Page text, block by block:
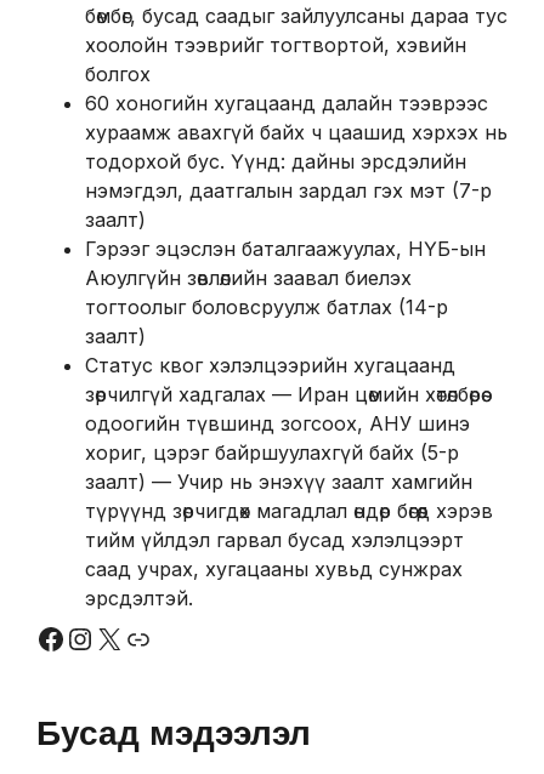
бөмбөг, бусад саадыг зайлуулсаны дараа тус
хоолойн тээврийг тогтвортой, хэвийн
болгох
60 хоногийн хугацаанд далайн тээврээс
хураамж авахгүй байх ч цаашид хэрхэх нь
тодорхой бус. Үүнд: дайны эрсдэлийн
нэмэгдэл, даатгалын зардал гэх мэт (7-р
заалт)
Гэрээг эцэслэн баталгаажуулах, НҮБ-ын
Аюулгүйн зөвлөлийн заавал биелэх
тогтоолыг боловсруулж батлах (14-р
заалт)
Статус квог хэлэлцээрийн хугацаанд
зөрчилгүй хадгалах — Иран цөмийн хөтөлбөрөө
одоогийн түвшинд зогсоох, АНУ шинэ
хориг, цэрэг байршуулахгүй байх (5-р
заалт) — Учир нь энэхүү заалт хамгийн
түрүүнд зөрчигдөх магадлал өндөр бөгөөд хэрэв
тийм үйлдэл гарвал бусад хэлэлцээрт
саад учрах, хугацааны хувьд сунжрах
эрсдэлтэй.
Бусад мэдээлэл